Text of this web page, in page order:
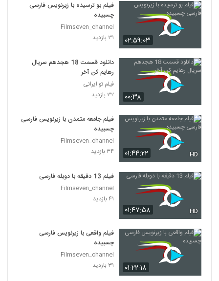
۰۲:۵۹:۰۳
فیلم بو ترسیده با زیرنویس فارسی
چسبیده
Filmseven_channel
۳۱ بازدید
۰۰:۳۸
دانلود قسمت 18 هجدهم سریال
رهایم کن آخر
فیلم تو ایرانی
۳۲ بازدید
۰۱:۴۴:۲۲ HD
فیلم جامعه متمدن با زیرنویس فارسی
چسبیده
Filmseven_channel
۳۴ بازدید
۰۱:۴۷:۵۸ HD
فیلم 13 دقیقه با دوبله فارسی
Filmseven_channel
۴۱ بازدید
۰۱:۲۲:۱۸
فیلم واقعی با زیرنویس فارسی
چسبیده
Filmseven_channel
۳۱ بازدید